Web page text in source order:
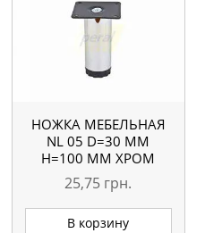
НОЖКА МЕБЕЛЬНАЯ
NL 05 D=30 ММ
H=100 ММ ХРОМ
25,75 грн.
В корзину